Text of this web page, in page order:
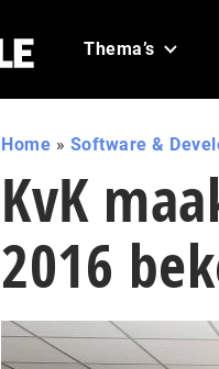
Thema’s
Home » Software &
KvK
2016